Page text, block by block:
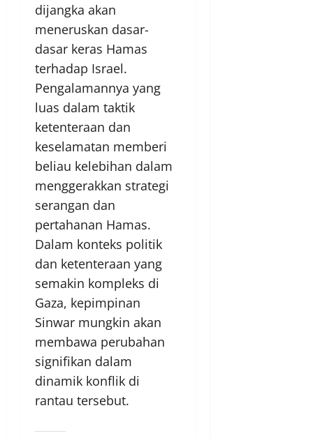
dijangka akan
meneruskan dasar-
dasar keras Hamas
terhadap Israel.
Pengalamannya yang
luas dalam taktik
ketenteraan dan
keselamatan memberi
beliau kelebihan dalam
menggerakkan strategi
serangan dan
pertahanan Hamas.
Dalam konteks politik
dan ketenteraan yang
semakin kompleks di
Gaza, kepimpinan
Sinwar mungkin akan
membawa perubahan
signifikan dalam
dinamik konflik di
rantau tersebut.